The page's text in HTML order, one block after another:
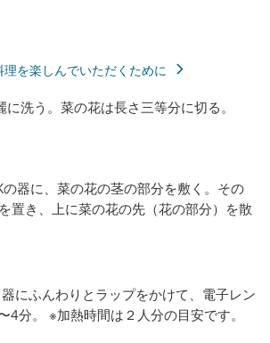
を楽しんでいただくために
に洗う。菜の花は長さ三等分に切る。
器に、菜の花の茎の部分を敷く。その
置き、上に菜の花の先（花の部分）を散
にふんわりとラップをかけて、電子レン
4分。 ※加熱時間は２人分の目安です。